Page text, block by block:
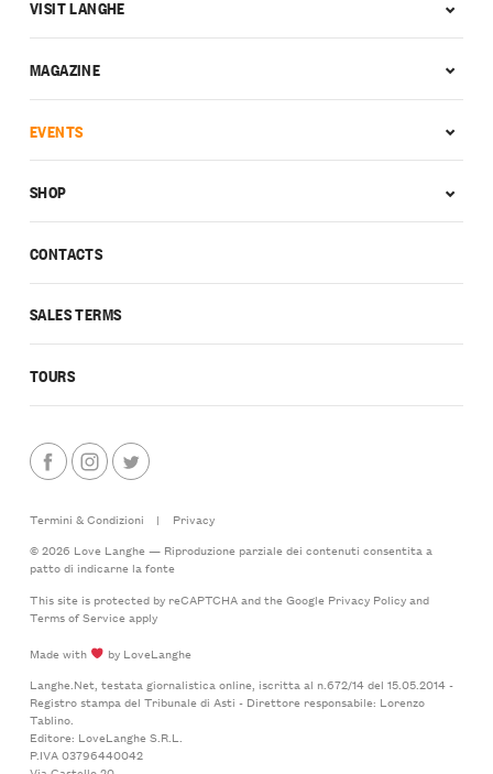
CONTACTS
SALES TERMS
TOURS
VISIT LANGHE
MAGAZINE
EVENTS
SHOP
Termini & Condizioni |
Privacy
© 2026 Love Langhe — Riproduzione parziale dei contenuti consentita a
patto di indicarne la fonte
This site is protected by reCAPTCHA and the Google Privacy Policyand
Terms of Serviceapply
Made with
by LoveLanghe
Langhe.Net, testata giornalistica online, iscritta al n.672/14 del 15.05.2014 -
Registro stampa del Tribunale di Asti - Direttore responsabile: Lorenzo
Tablino.
Editore: LoveLanghe S.R.L.
P.IVA 03796440042